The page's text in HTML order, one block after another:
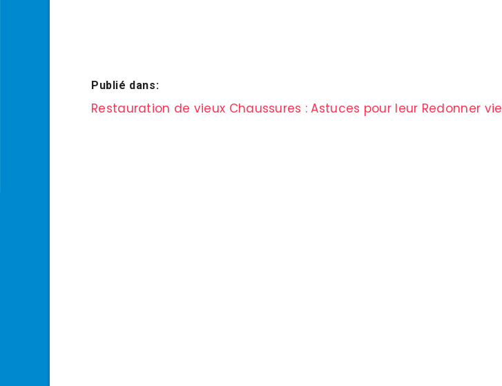
Publié dans:
Navigation
Restauration de vieux Chaussures : Astuces pour leur Redonner vie